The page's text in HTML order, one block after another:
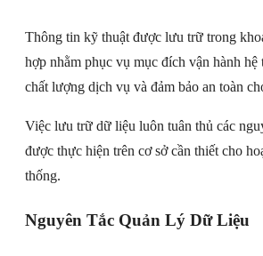
Thông tin kỹ thuật được lưu trữ trong
hợp nhằm phục vụ mục đích vận hành hệ
chất lượng dịch vụ và đảm bảo an toàn
Việc lưu trữ dữ liệu luôn tuân thủ các
được thực hiện trên cơ sở cần thiết cho
thống.
Nguyên Tắc Quản Lý Dữ Liệu